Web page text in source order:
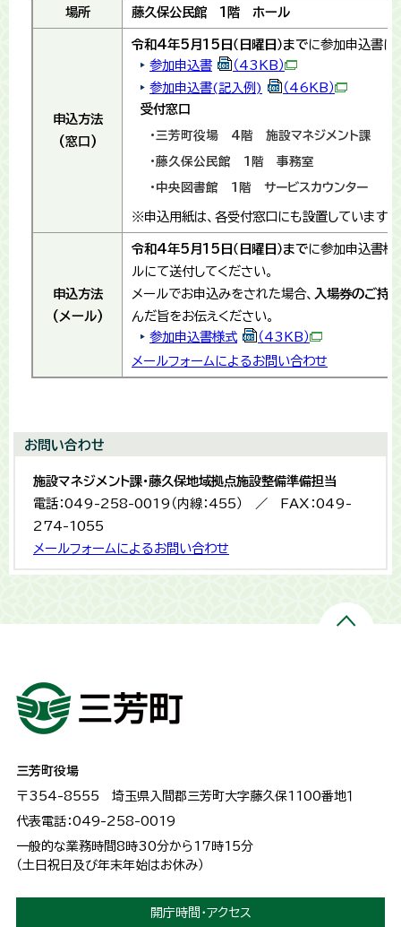
場所 藤久保公民館 1階 ホール
申込方法
(窓口)
令和4年5月15日（日曜日）までに参加申込書に
参加申込書
（43KB）
参加申込書(記入例)
（46KB）
受付窓口
・三芳町役場 4階 施設マネジメント課
・藤久保公民館 1階 事務室
・中央図書館 1階 サービスカウンター
※申込用紙は、各受付窓口にも設置しています。
申込方法
(メール)
令和4年5月15日（日曜日）までに参加申込書様
ルにて送付してください。
メールでお申込みをされた場合、 入場券のご持
んだ旨をお伝えください。
参加申込書様式
（43KB）
メールフォームによるお問い合わせ
お問い合わせ
施設マネジメント課・藤久保地域拠点施設整備準備担当
電話：049-258-0019（内線：455） ／ FAX：049-
274-1055
メールフォームによるお問い合わせ
三芳町役場
〒354-8555 埼玉県入間郡三芳町大字藤久保1100番地１
代表電話：049-258-0019
一般的な業務時間8時30分から17時15分
（土日祝日及び年末年始はお休み）
開庁時間・アクセス